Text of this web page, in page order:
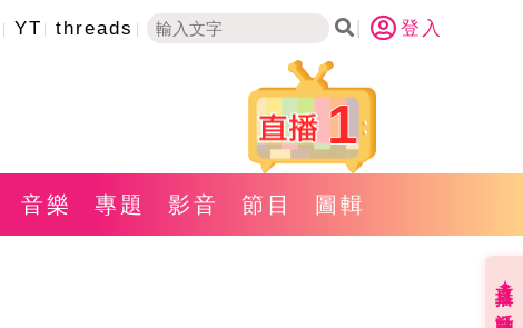
YT threads 登入
1
音樂 專題 影音 節目 圖輯
直播✦活動